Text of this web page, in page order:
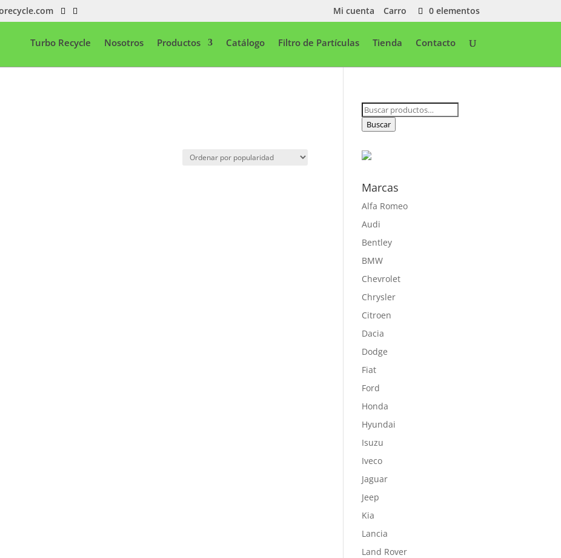
Mi cuenta Carro 0 elementos
Turbo Recycle Nosotros Productos Catálogo Filtro de Partículas Tienda Contacto
Buscar
por:
Buscar
Marcas
Alfa Romeo
Audi
Bentley
BMW
Chevrolet
Chrysler
Citroen
Dacia
Dodge
Fiat
Ford
Honda
Hyundai
Isuzu
Iveco
Jaguar
Jeep
Kia
Lancia
Land Rover